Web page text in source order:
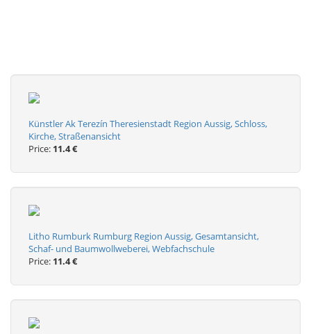
Künstler Ak Terezín Theresienstadt Region Aussig, Schloss,
Kirche, Straßenansicht
Price: 11.4 €
Litho Rumburk Rumburg Region Aussig, Gesamtansicht,
Schaf- und Baumwollweberei, Webfachschule
Price: 11.4 €